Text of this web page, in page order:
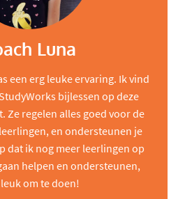
Luna
een erg leuke ervaring. Ik vind
bijlessen op deze
Ze regelen alles goed voor de
en ondersteunen je
dat ik nog meer leerlingen op
helpen en ondersteunen,
om te doen!